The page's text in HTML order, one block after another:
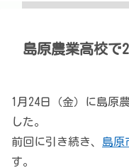
島原農業高校で
1月24日（金）に島原
した。
前回に引き続き、 島原
す。